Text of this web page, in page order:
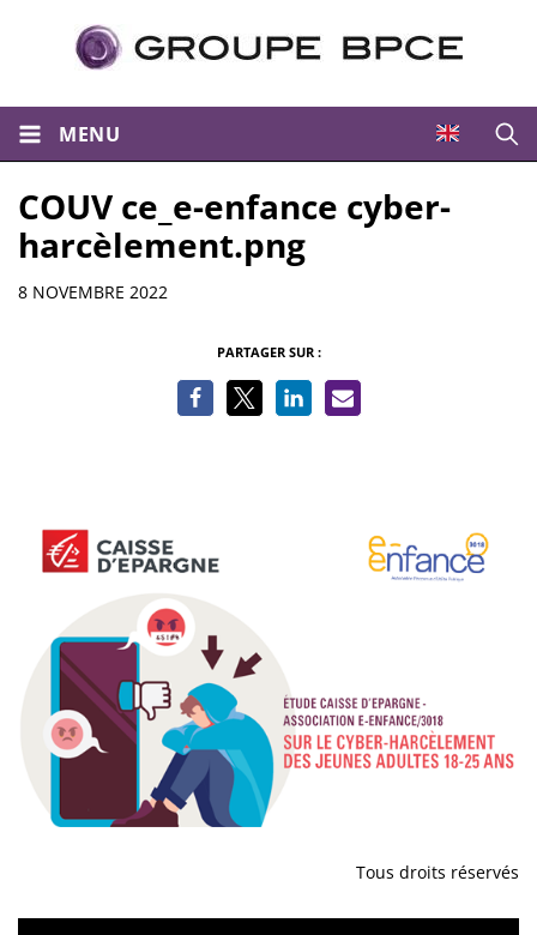
MENU
COUV ce_e-enfance cyber-
harcèlement.png
Informations
8 NOVEMBRE 2022
PARTAGER SUR :
Tous droits réservés